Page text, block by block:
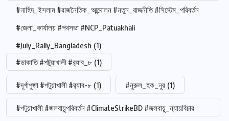
#নাহিদ_ইসলাম #রাজনৈতিক_আন্দোলন #নতুন_রাজনীতি #সিস্টেম_পরিবর্তন
#জেলা_কার্যালয় #পথসভা #NCP_Patuakhali
#July_Rally_Bangladesh (1)
#ডাকাতি #পটুয়াখালী #র‍্যাব_৮ (1)
#দূর্গাপুজা #পটুয়াখালী #র‍্যাব-৮ (1) #নুরুল_হক_নুর (1)
#পটুয়াখালী #জলবায়ুপরিবর্তন #ClimateStrikeBD #জলবায়ু_ন্যায়বিচার